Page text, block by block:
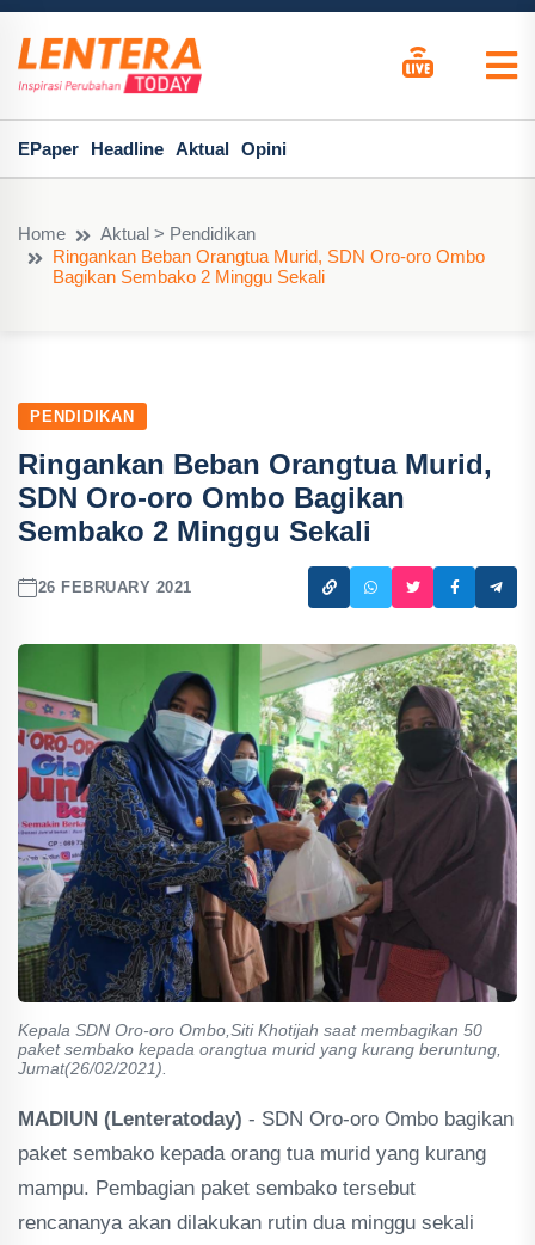
EPaper Headline Aktual Opini
Home
Aktual > Pendidikan
Ringankan Beban Orangtua Murid, SDN Oro-oro Ombo
Bagikan Sembako 2 Minggu Sekali
PENDIDIKAN
Ringankan Beban Orangtua Murid,
SDN Oro-oro Ombo Bagikan
Sembako 2 Minggu Sekali
26 FEBRUARY 2021
Kepala SDN Oro-oro Ombo,Siti Khotijah saat membagikan 50
paket sembako kepada orangtua murid yang kurang beruntung,
Jumat(26/02/2021).
MADIUN (Lenteratoday) - SDN Oro-oro Ombo bagikan
paket sembako kepada orang tua murid yang kurang
mampu. Pembagian paket sembako tersebut
rencananya akan dilakukan rutin dua minggu sekali